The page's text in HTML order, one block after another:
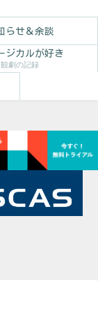
らせ＆余談
ジカルが好き
観劇の記録